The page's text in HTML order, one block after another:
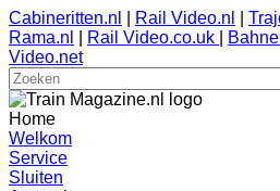
Cabineritten.nl Rail Video.nl
Rama.nl
Rail Video.co.uk
Video.net
Home
Welkom
Service
Sluiten